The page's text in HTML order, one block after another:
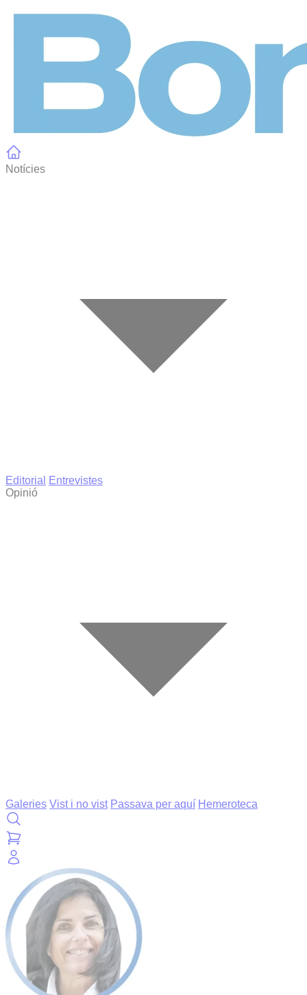
Notícies
Editorial
Entrevistes
Opinió
Galeries Vist i no vist Passava per aquí Hemeroteca